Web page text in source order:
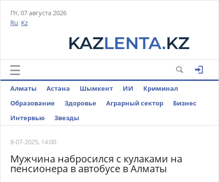
Пт, 07 августа 2026
Ru Kz
Алматы Астана Шымкент ИИ
Криминал
Образование
Здоровье Аграрный сектор
Бизнес
Интервью
Звезды
8-07-2025, 14:00
Мужчина набросился с кулаками на
пенсионера в автобусе в Алматы